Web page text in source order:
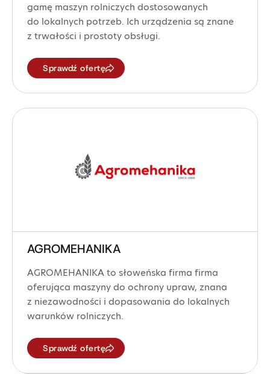
gamę maszyn rolniczych dostosowanych
do lokalnych potrzeb. Ich urządzenia są znane
z trwałości i prostoty obsługi.
Sprawdź ofertę
AGROMEHANIKA
AGROMEHANIKA to słoweńska firma firma
oferująca maszyny do ochrony upraw, znana
z niezawodności i dopasowania do lokalnych
warunków rolniczych.
Sprawdź ofertę